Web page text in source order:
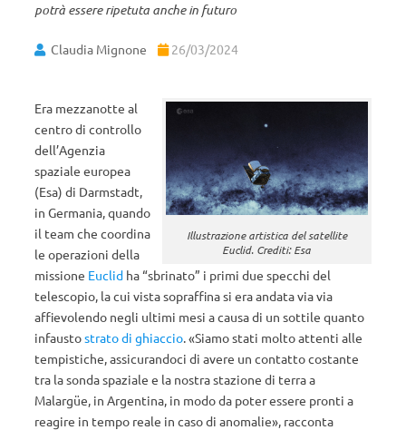
potrà essere ripetuta anche in futuro
Claudia Mignone 26/03/2024
Illustrazione artistica del satellite
Euclid. Crediti: Esa
Era mezzanotte al
centro di controllo
dell’Agenzia
spaziale europea
(Esa) di Darmstadt,
in Germania, quando
il team che coordina
le operazioni della
missione Euclid ha “sbrinato” i primi due specchi del
telescopio, la cui vista sopraffina si era andata via via
affievolendo negli ultimi mesi a causa di un sottile quanto
infaustostrato di ghiaccio. «Siamo stati molto attenti alle
tempistiche, assicurandoci di avere un contatto costante
tra la sonda spaziale e la nostra stazione di terra a
Malargüe, in Argentina, in modo da poter essere pronti a
reagire in tempo reale in caso di anomalie», racconta